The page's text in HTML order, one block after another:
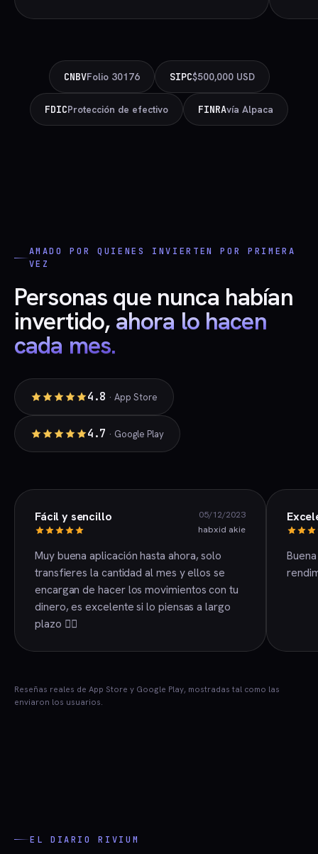
CNBVFolio 30176 SIPC$500,000 USD
FDICProtección de efectivo FINRAvía Alpaca
AMADO POR QUIENES INVIERTEN POR PRIMERA
VEZ
Personas que nunca habían
invertido, ahora lo hacen
cada mes.
4.8 · App Store
4.7 · Google Play
Fácil y sencillo
05/12/2023
habxid akie
Muy buena aplicación hasta ahora, solo
transfieres la cantidad al mes y ellos se
encargan de hacer los movimientos con tu
dinero, es excelente si lo piensas a largo
plazo 👍🏻
Reseñas reales de App Store y Google Play, mostradas tal como las
enviaron los usuarios.
EL DIARIO RIVIUM